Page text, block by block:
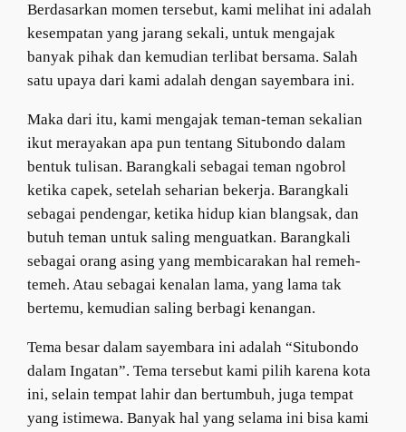
Berdasarkan momen tersebut, kami melihat ini adalah
kesempatan yang jarang sekali, untuk mengajak
banyak pihak dan kemudian terlibat bersama. Salah
satu upaya dari kami adalah dengan sayembara ini.
Maka dari itu, kami mengajak teman-teman sekalian
ikut merayakan apa pun tentang Situbondo dalam
bentuk tulisan. Barangkali sebagai teman ngobrol
ketika capek, setelah seharian bekerja. Barangkali
sebagai pendengar, ketika hidup kian blangsak, dan
butuh teman untuk saling menguatkan. Barangkali
sebagai orang asing yang membicarakan hal remeh-
temeh. Atau sebagai kenalan lama, yang lama tak
bertemu, kemudian saling berbagi kenangan.
Tema besar dalam sayembara ini adalah “Situbondo
dalam Ingatan”. Tema tersebut kami pilih karena kota
ini, selain tempat lahir dan bertumbuh, juga tempat
yang istimewa. Banyak hal yang selama ini bisa kami